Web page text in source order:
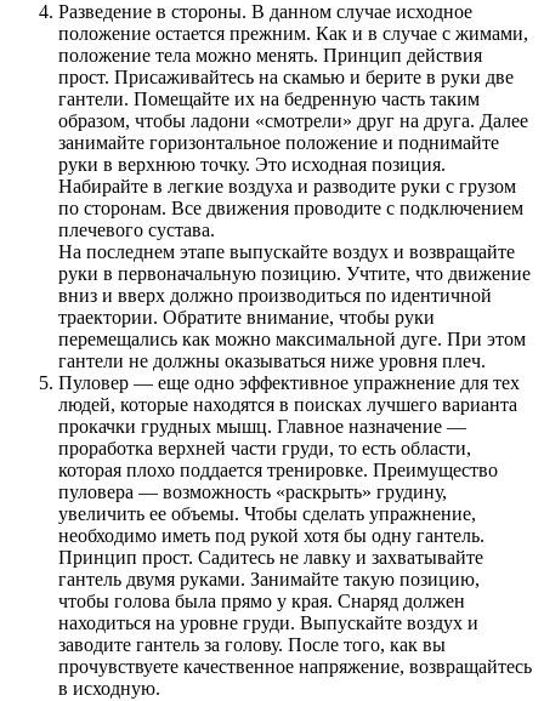
Разведение в стороны. В данном случае исходное
положение остается прежним. Как и в случае с жимами,
положение тела можно менять. Принцип действия
прост. Присаживайтесь на скамью и берите в руки две
гантели. Помещайте их на бедренную часть таким
образом, чтобы ладони «смотрели» друг на друга. Далее
занимайте горизонтальное положение и поднимайте
руки в верхнюю точку. Это исходная позиция.
Набирайте в легкие воздуха и разводите руки с грузом
по сторонам. Все движения проводите с подключением
плечевого сустава.
На последнем этапе выпускайте воздух и возвращайте
руки в первоначальную позицию. Учтите, что движение
вниз и вверх должно производиться по идентичной
траектории. Обратите внимание, чтобы руки
перемещались как можно максимальной дуге. При этом
гантели не должны оказываться ниже уровня плеч.
Пуловер — еще одно эффективное упражнение для тех
людей, которые находятся в поисках лучшего варианта
прокачки грудных мышц. Главное назначение —
проработка верхней части груди, то есть области,
которая плохо поддается тренировке. Преимущество
пуловера — возможность «раскрыть» грудину,
увеличить ее объемы. Чтобы сделать упражнение,
необходимо иметь под рукой хотя бы одну гантель.
Принцип прост. Садитесь не лавку и захватывайте
гантель двумя руками. Занимайте такую позицию,
чтобы голова была прямо у края. Снаряд должен
находиться на уровне груди. Выпускайте воздух и
заводите гантель за голову. После того, как вы
прочувствуете качественное напряжение, возвращайтесь
в исходную.